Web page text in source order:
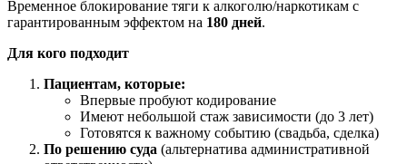
Временное блокирование тяги к алкоголю/наркотикам с
гарантированным эффектом на 180 дней.
Для кого подходит
Пациентам, которые:
Впервые пробуют кодирование
Имеют небольшой стаж зависимости (до 3 лет)
Готовятся к важному событию (свадьба, сделка)
По решению суда (альтернатива административной